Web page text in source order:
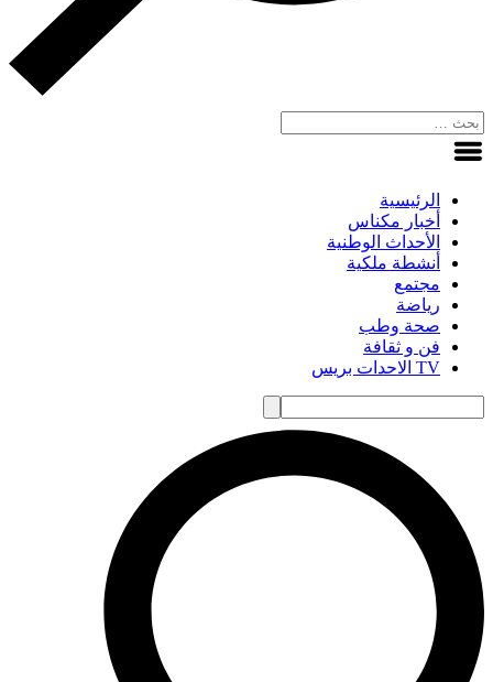
الرئيسية
أخبار مكناس
الأحداث الوطنية
أنشطة ملكية
مجتمع
رياضة
صحة وطب
فن و ثقافة
TV الاحدات بريس